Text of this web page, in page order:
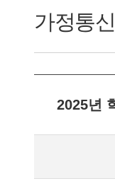
가정통
2025년